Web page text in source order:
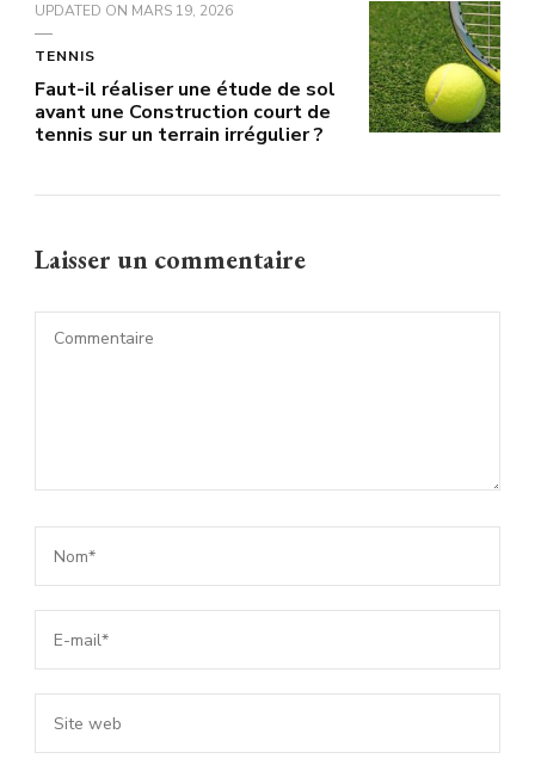
UPDATED ON MARS 19, 2026
TENNIS
Faut-il réaliser une étude de sol
avant une Construction court de
tennis sur un terrain irrégulier ?
Laisser un commentaire